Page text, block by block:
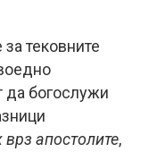
тековните
да богослужи
апостолите,